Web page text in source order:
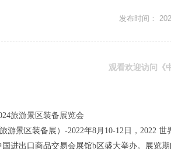
发布时间：
观看欢迎访问《
旅游景区装备展览会
游景区装备展）-2022年8月10-12日，2022
国进出口商品交易会展馆b区盛大举办。展览